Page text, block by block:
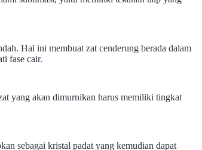
Hal ini membuat zat cenderung berada dalam
fase cair.
yang akan dimurnikan harus memiliki tingkat
sebagai kristal padat yang kemudian dapat